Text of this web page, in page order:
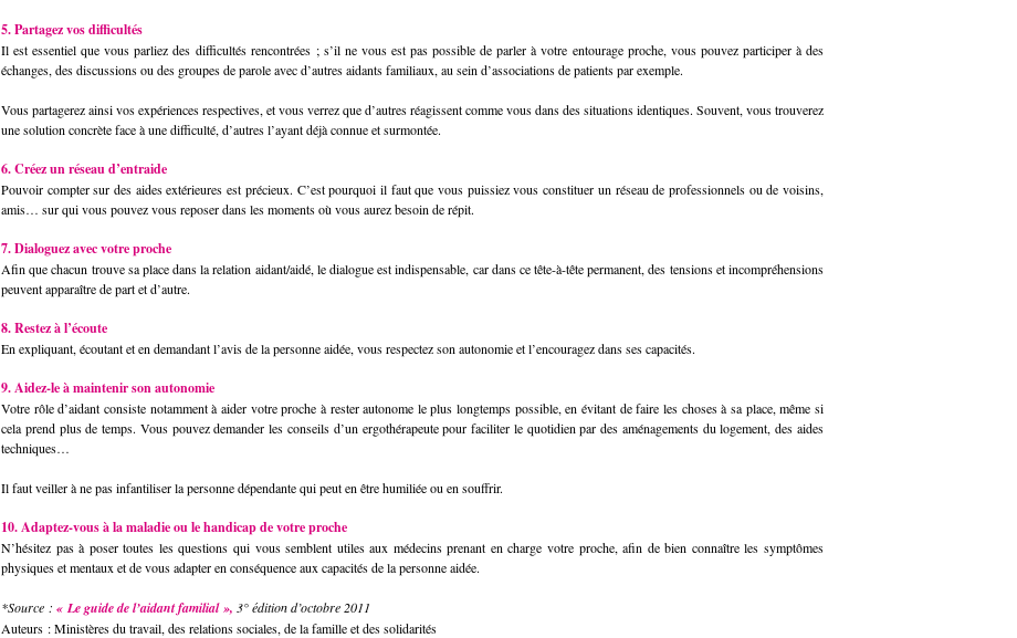
5. Partagez vos difficultés
Il est essentiel que vous parliez des difficultés rencontrées ; s’il ne vous est pas possible de parler à votre entourage proche, vous pouvez participer à des
échanges, des discussions ou des groupes de parole avec d’autres aidants familiaux, au sein d’associations de patients par exemple.
Vous partagerez ainsi vos expériences respectives, et vous verrez que d’autres réagissent comme vous dans des situations identiques. Souvent, vous trouverez
une solution concrète face à une difficulté, d’autres l’ayant déjà connue et surmontée.
6. Créez un réseau d’entraide
Pouvoir compter sur des aides extérieures est précieux. C’est pourquoi il faut que vous puissiez vous constituer un réseau de professionnels ou de voisins,
amis… sur qui vous pouvez vous reposer dans les moments où vous aurez besoin de répit.
7. Dialoguez avec votre proche
Afin que chacun trouve sa place dans la relation aidant/aidé, le dialogue est indispensable, car dans ce tête-à-tête permanent, des tensions et incompréhensions
peuvent apparaître de part et d’autre.
8. Restez à l’écoute
En expliquant, écoutant et en demandant l’avis de la personne aidée, vous respectez son autonomie et l’encouragez dans ses capacités.
9. Aidez-le à maintenir son autonomie
Votre rôle d’aidant consiste notamment à aider votre proche à rester autonome le plus longtemps possible, en évitant de faire les choses à sa place, même si
cela prend plus de temps. Vous pouvez demander les conseils d’un ergothérapeute pour faciliter le quotidien par des aménagements du logement, des aides
techniques…
Il faut veiller à ne pas infantiliser la personne dépendante qui peut en être humiliée ou en souffrir.
10. Adaptez-vous à la maladie ou le handicap de votre proche
N’hésitez pas à poser toutes les questions qui vous semblent utiles aux médecins prenant en charge votre proche, afin de bien connaître les symptômes
physiques et mentaux et de vous adapter en conséquence aux capacités de la personne aidée.
*Source : « Le guide de l’aidant familial », 3° édition d’octobre 2011
Auteurs : Ministères du travail, des relations sociales, de la famille et des solidarités